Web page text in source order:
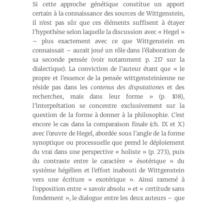
Si cette approche génétique constitue un apport
certain à la connaissance des sources de Wittgenstein,
il n’est pas sûr que ces éléments suffisent à étayer
l’hypothèse selon laquelle la discussion avec « Hegel »
– plus exactement avec ce que Wittgenstein en
connaissait – aurait joué un rôle dans l’élaboration de
sa seconde pensée (voir notamment p. 217 sur la
dialectique). La conviction de l’auteur étant que « le
propre et l’essence de la pensée wittgensteinienne ne
réside pas dans les contenus des disputationes et des
recherches, mais dans leur forme » (p. 108),
l’interprétation se concentre exclusivement sur la
question de la forme à donner à la philosophie. C’est
encore le cas dans la comparaison finale (ch. IX et X)
avec l’œuvre de Hegel, abordée sous l’angle de la forme
synoptique ou processuelle que prend le déploiement
du vrai dans une perspective « holiste » (p. 273), puis
du contraste entre le caractère « ésotérique » du
système hégélien et l’effort inabouti de Wittgenstein
vers une écriture « exotérique ». Ainsi ramené à
l’opposition entre « savoir absolu » et « certitude sans
fondement », le dialogue entre les deux auteurs – que